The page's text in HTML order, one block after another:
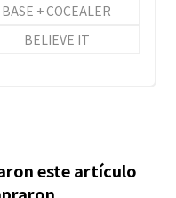
BASE + COCEALER
BELIEVE IT
este artículo